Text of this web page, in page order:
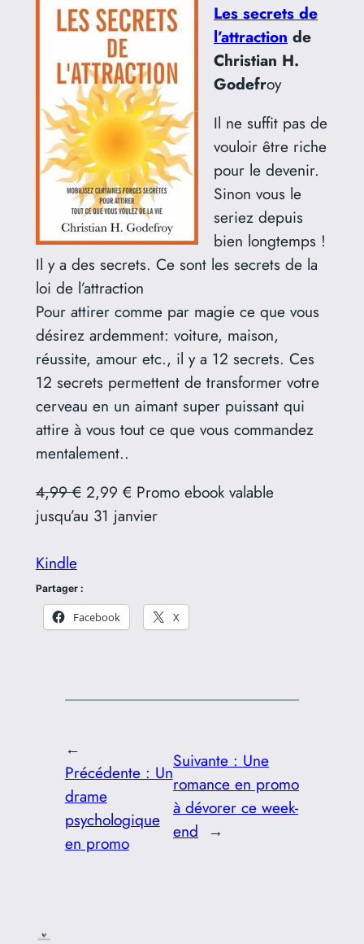
Les secrets de
l’attraction de
Christian H.
Godefroy
Il ne suffit pas de
vouloir être riche
pour le devenir.
Sinon vous le
seriez depuis
bien longtemps !
Il y a des secrets. Ce sont les secrets de la
loi de l’attraction
Pour attirer comme par magie ce que vous
désirez ardemment: voiture, maison,
réussite, amour etc., il y a 12 secrets. Ces
12 secrets permettent de transformer votre
cerveau en un aimant super puissant qui
attire à vous tout ce que vous commandez
mentalement..
4,99 €2,99 € Promo ebook valable
jusqu’au 31 janvier
Kindle
Partager :
Facebook X
←
Précédente : Un
drame
psychologique
en promo
Suivante : Une
romance en promo
à dévorer ce week-
end →